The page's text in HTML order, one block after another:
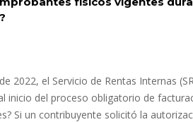
2022, el Servicio de Rentas Internas
inicio del proceso obligatorio de
Si un contribuyente solicitó la